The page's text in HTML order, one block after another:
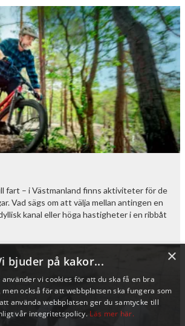
fart – i Västmanland finns aktiviteter för de
Vad sägs om att välja mellan antingen en
kanal eller höga hastigheter i en ribbåt
×
bjuder på kakor...
använder vi cookies för att du ska få en bra
också för att webbplatsen ska fungera som
använda webbplatsen ger du samtycke till
vår integritetspolicy. Läs mer här.